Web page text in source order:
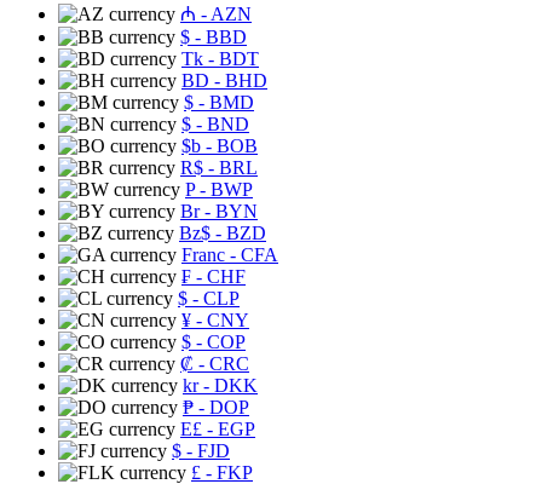
₼ - AZN
$ - BBD
Tk - BDT
BD - BHD
$ - BMD
$ - BND
$b - BOB
R$ - BRL
P- BWP
Br- BYN
Bz$ - BZD
Franc - CFA
₣ - CHF
$ - CLP
¥ - CNY
$ - COP
₡ - CRC
kr- DKK
₱ - DOP
E£ - EGP
$ - FJD
£ - FKP